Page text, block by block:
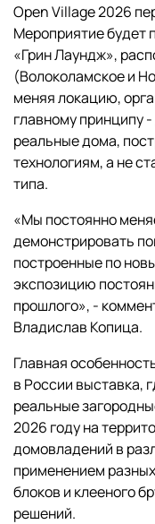
Open Village 2026
Мероприятие будет
«Грин Лаундж»,
(Волоколамское и
меняя локацию,
главному принципу
реальные дома,
технологиям, а не
типа.
«Мы постоянно
демонстрировать
построенные по
экспозицию
прошлого», -
Владислав Копица.
Главная
в России выставка,
реальные
2026 году на
домовладений в
применением
блоков и клееного
решений.